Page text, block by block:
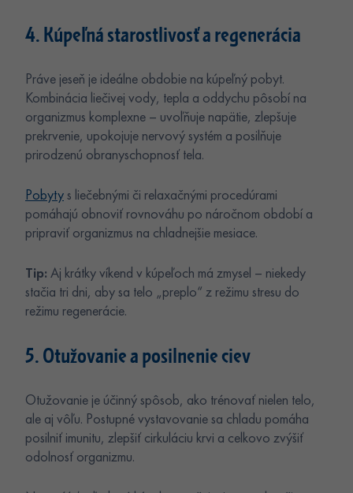
4. Kúpeľná starostlivosť a regenerácia
Práve jeseň je ideálne obdobie na kúpeľný pobyt.
Kombinácia liečivej vody, tepla a oddychu pôsobí na
organizmus komplexne – uvoľňuje napätie, zlepšuje
prekrvenie, upokojuje nervový systém a posilňuje
prirodzenú obranyschopnosť tela.
Pobytys liečebnými či relaxačnými procedúrami
pomáhajú obnoviť rovnováhu po náročnom období a
pripraviť organizmus na chladnejšie mesiace.
Tip: Aj krátky víkend v kúpeľoch má zmysel – niekedy
stačia tri dni, aby sa telo „preplo“ z režimu stresu do
režimu regenerácie.
5. Otužovanie a posilnenie ciev
Otužovanie je účinný spôsob, ako trénovať nielen telo,
ale aj vôľu. Postupné vystavovanie sa chladu pomáha
posilniť imunitu, zlepšiť cirkuláciu krvi a celkovo zvýšiť
odolnosť organizmu.